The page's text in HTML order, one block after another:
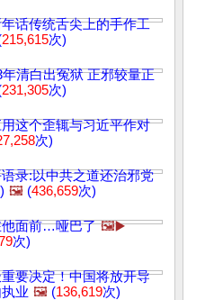
话传统舌尖上的手作工
215,615次)
年清白出冤狱 正邪较量正
231,305次)
这个歪辄与习近平作对
次)
录:以中共之道还治邪党
🖼️ (436,659次)
他面前…哑巴了 🖼️▶️
次)
要决定！中国将放开导
业 🖼️ (136,619次)